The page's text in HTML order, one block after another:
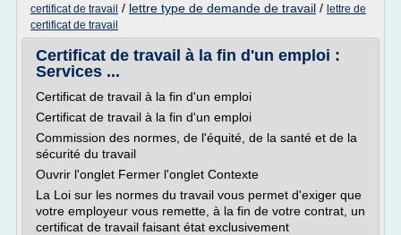
certificat de travail / lettre type de demande de travail / lettre de
certificat de travail
Certificat de travail à la fin d'un emploi :
Services ...
Certificat de travail à la fin d'un emploi
Certificat de travail à la fin d'un emploi
Commission des normes, de l'équité, de la santé et de la
sécurité du travail
Ouvrir l'onglet Fermer l'onglet Contexte
La Loi sur les normes du travail vous permet d'exiger que
votre employeur vous remette, à la fin de votre contrat, un
certificat de travail faisant état exclusivement